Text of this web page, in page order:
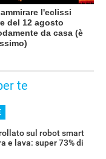
te
sul robot smart
e lava: super 73% di